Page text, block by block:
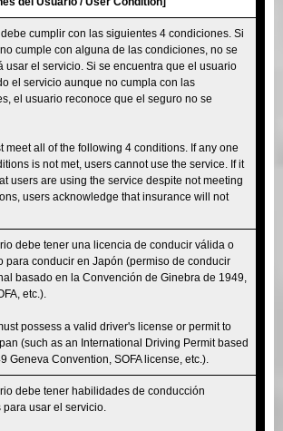
cumplir con las siguientes 4 condiciones. Si
cumple con alguna de las condiciones, no se
usar el servicio. Si se encuentra que el usuario
el servicio aunque no cumpla con las
el usuario reconoce que el seguro no se
meet all of the following 4 conditions. If any one
is not met, users cannot use the service. If it
users are using the service despite not meeting
users acknowledge that insurance will not
debe tener una licencia de conducir válida o
para conducir en Japón (permiso de conducir
basado en la Convención de Ginebra de 1949,
etc.).
possess a valid driver's license or permit to
(such as an International Driving Permit based
Geneva Convention, SOFA license, etc.).
debe tener habilidades de conducción
usar el servicio.